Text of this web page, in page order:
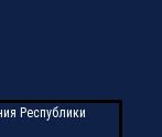
Республики